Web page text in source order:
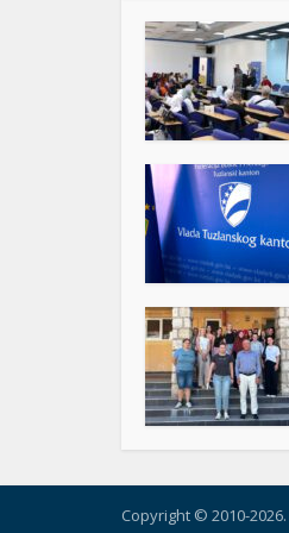
Copyright © 2010-2026.